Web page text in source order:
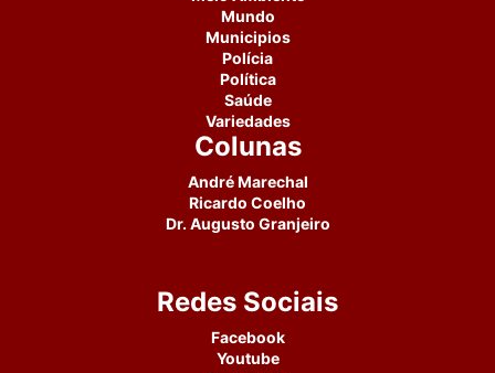
Mundo
Municipios
Polícia
Política
Saúde
Variedades
Colunas
André Marechal
Ricardo Coelho
Dr. Augusto Granjeiro
Redes Sociais
Facebook
Youtube